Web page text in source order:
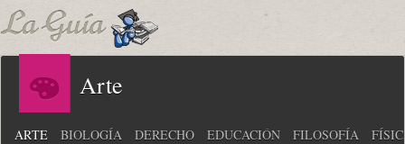
Arte
ARTE BIOLOGÍA DERECHO EDUCACIÓN FILOSOFÍA